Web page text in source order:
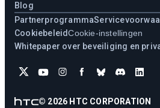
Blog
Partnerprogramma
CookiebeleidCookie-instellingen
Whitepaper over beveiliging en
© 2026 HTC CORPORATION